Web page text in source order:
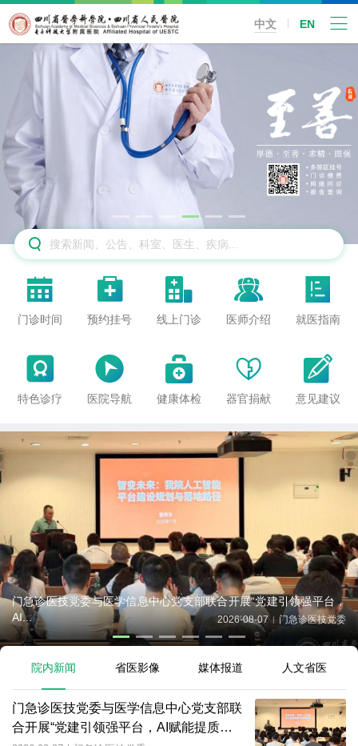
中文 EN


门诊时间

预约挂号

线上门诊

医师介绍

就医指南

特色诊疗

医院导航

健康体检

器官捐献

意见建议
感染内科党支部举行世界肝炎日公益科普义诊暨主题党日活动
2026-07-30 | 感染科
院内新闻 省医影像 媒体报道 人文省医
门急诊医技党委与医学信息中心党支部联
合开展“党建引领强平台，AI赋能提质